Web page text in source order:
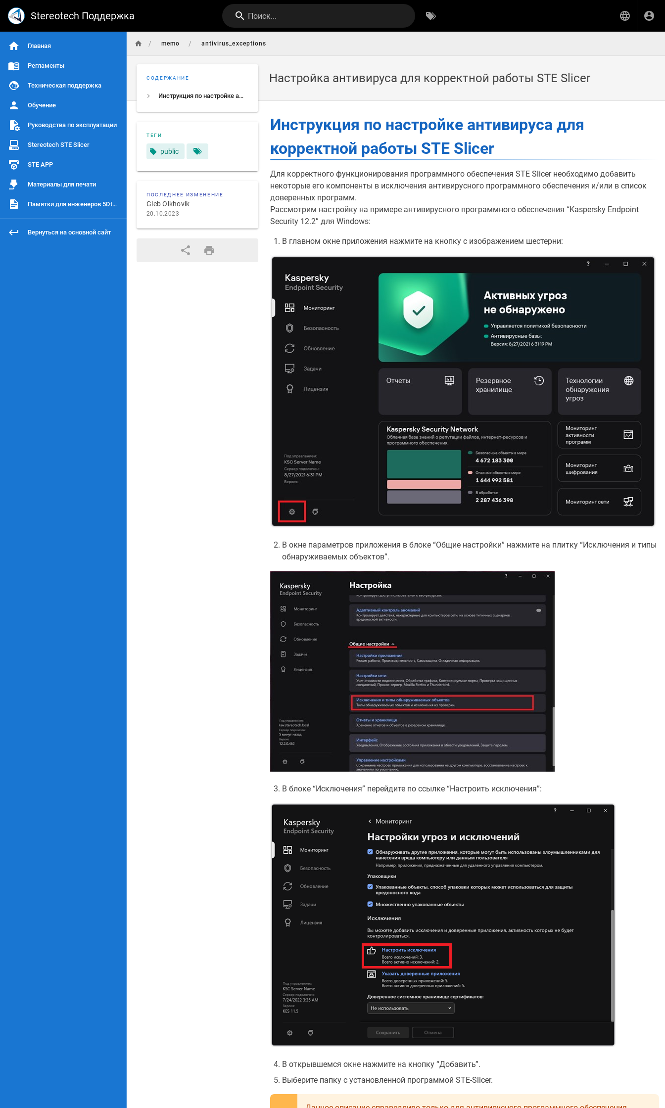
Stereotech Поддержка Поиск...
Главная
Регламенты
Техническая поддержка
Обучение
Руководства по эксплуатации
Stereotech STE Slicer
STE APP
Материалы для печати
Памятки для инженеров 5Dtech
Вернуться на основной сайт
/ memo / antivirus_exceptions
Настройка антивируса для корректной работы STE Slicer
СОДЕРЖАНИЕ
Инструкция по настройке антивируса для корректной работы STE Slicer
ТЕГИ
public
ПОСЛЕДНЕЕ ИЗМЕНЕНИЕ
Gleb Olkhovik
20.10.2023
Инструкция по настройке антивируса для
корректной работы STE Slicer
Для корректного функционирования программного обеспечения STE Slicer необходимо добавить
некоторые его компоненты в исключения антивирусного программного обеспечения и/или в список
доверенных программ.
Рассмотрим настройку на примере антивирусного программного обеспечения “Kaspersky Endpoint
Security 12.2” для Windows:
В главном окне приложения нажмите на кнопку с изображением шестерни:
В окне параметров приложения в блоке “Общие настройки” нажмите на плитку “Исключения и типы
обнаруживаемых объектов”.
В блоке “Исключения” перейдите по ссылке “Настроить исключения”:
В открывшемся окне нажмите на кнопку “Добавить”.
Выберите папку с установленной программой STE-Slicer.